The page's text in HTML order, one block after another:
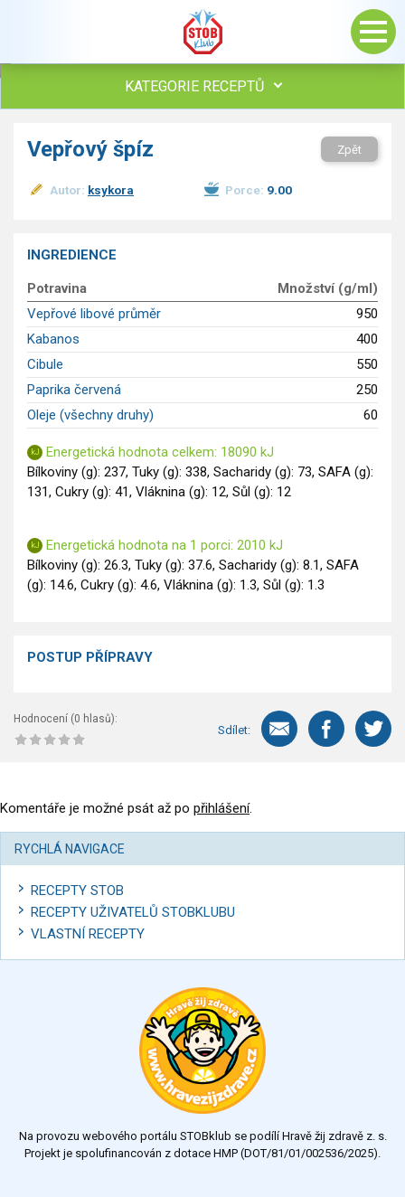
KATEGORIE RECEPTŮ
Polévky
hovězí, telecí
vnitřnosti
ryby
zvěřina
ostatní maso
Omáčky
Bezmasé a zeleninové
Saláty
Sladké pokrmy
Dezerty
Nápoje
Dětské recepty
GLP-1 recepty
Vepřový špíz Zpět
Autor: ksykora Porce: 9.00
INGREDIENCE
Potravina
Množství (g/ml)
Vepřové libové průměr
950
Kabanos
400
Cibule
550
Paprika červená
250
Oleje (všechny druhy)
60
Energetická hodnota celkem: 18090 kJ
Bílkoviny (g): 237, Tuky (g): 338, Sacharidy (g): 73, SAFA (g):
131, Cukry (g): 41, Vláknina (g): 12, Sůl (g): 12
Energetická hodnota na 1 porci: 2010 kJ
Bílkoviny (g): 26.3, Tuky (g): 37.6, Sacharidy (g): 8.1, SAFA
(g): 14.6, Cukry (g): 4.6, Vláknina (g): 1.3, Sůl (g): 1.3
POSTUP PŘÍPRAVY
Hodnocení (0 hlasů):
Sdílet:
Komentáře je možné psát až po přihlášení.
RYCHLÁ NAVIGACE
RECEPTY STOB
RECEPTY UŽIVATELŮ STOBKLUBU
VLASTNÍ RECEPTY
Na provozu webového portálu STOBklub se podílí Hravě žij zdravě z. s.
Projekt je spolufinancován z dotace HMP (DOT/81/01/002536/2025).